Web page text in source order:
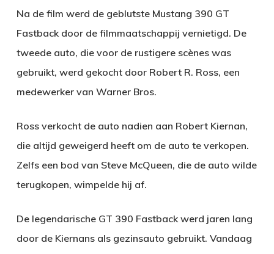
Na de film werd de geblutste Mustang 390 GT
Fastback door de filmmaatschappij vernietigd. De
tweede auto, die voor de rustigere scènes was
gebruikt, werd gekocht door Robert R. Ross, een
medewerker van Warner Bros.
Ross verkocht de auto nadien aan Robert Kiernan,
die altijd geweigerd heeft om de auto te verkopen.
Zelfs een bod van Steve McQueen, die de auto wilde
terugkopen, wimpelde hij af.
De legendarische GT 390 Fastback werd jaren lang
door de Kiernans als gezinsauto gebruikt. Vandaag